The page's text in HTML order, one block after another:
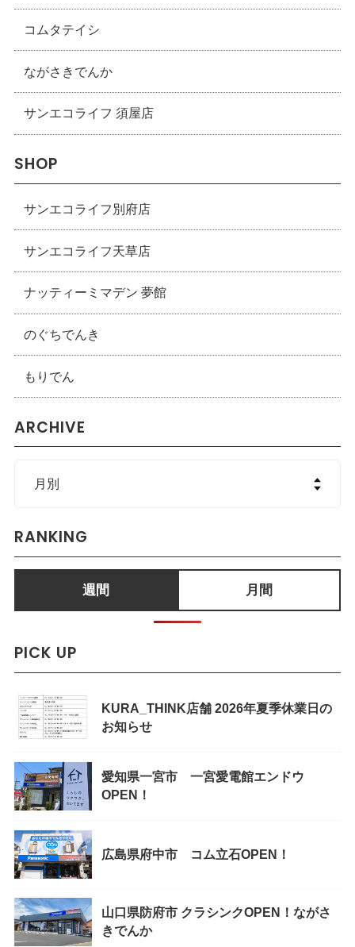
コムタテイシ
ながさきでんか
サンエコライフ 須屋店
SHOP
サンエコライフ別府店
サンエコライフ天草店
ナッティーミマデン 夢館
のぐちでんき
もりでん
ARCHIVE
RANKING
週間 月間
PICK UP
KURA_THINK店舗 2026年夏季休業日の
お知らせ
愛知県一宮市 一宮愛電館エンドウ
OPEN！
広島県府中市 コム立石OPEN！
山口県防府市 クラシンクOPEN！ながさ
きでんか